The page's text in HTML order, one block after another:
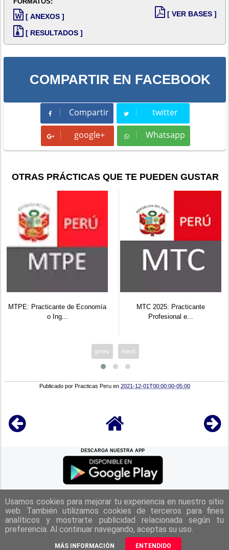
[ ANEXOS ]
[ RESULTADOS ]
[ VER BASES ]
COMPARTIR EN FACEBOOK
Compartir
Compartir twitter
Tweet
google+ Whatsapp
Whatsapp
OTRAS PRÁCTICAS QUE TE PUEDEN GUSTAR
de Economía
MTC 2025: Practicante
MEF:
prev next
Publicado porPracticas Peru en2021-12-01T00:00:00-05:00
DESCARGA NUESTRA APP
REGRESAR A LACIMA
|Politica de Privacidad|Aviso Legal| Términos y Condiciones
|
Contacto|
Derechos Reservados Practicas Perú 2025
Usamos cookies para mejorar tu experiencia en nuestro sitio
web. También utilizamos cookies de terceros para fines
analíticos y mostrarte publicidad relacionada según tu
preferencia. Al continuar navegando, aceptas su uso.
MÁS INFORMACIÓN ENTENDIDO